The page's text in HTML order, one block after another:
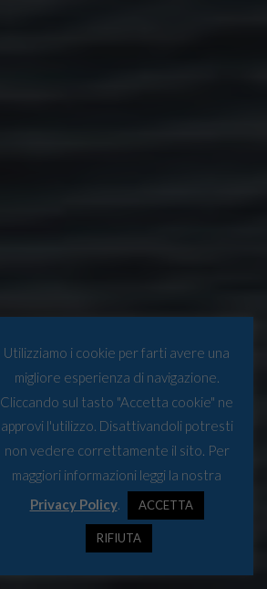
Utilizziamo i cookie per farti avere una
migliore esperienza di navigazione.
Cliccando sul tasto "Accetta cookie" ne
approvi l'utilizzo. Disattivandoli potresti
non vedere correttamente il sito. Per
maggiori informazioni leggi la nostra
Privacy Policy. ACCETTA
RIFIUTA